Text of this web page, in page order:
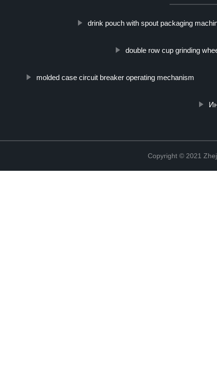
drink pouch with spout packaging
double row cup grinding
molded case circuit breaker operating mechanism
Copyright © 2021